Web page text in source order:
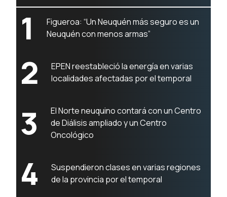
1
Figueroa: “Un Neuquén más seguro es un
Neuquén con menos armas”
2
EPEN reestableció la energía en varias
localidades afectadas por el temporal
3
El Norte neuquino contará con un Centro
de Diálisis ampliado y un Centro
Oncológico
4
Suspendieron clases en varias regiones
de la provincia por el temporal